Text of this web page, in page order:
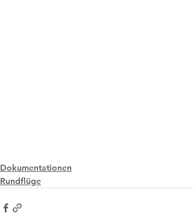
Dokumentationen
Rundflüge